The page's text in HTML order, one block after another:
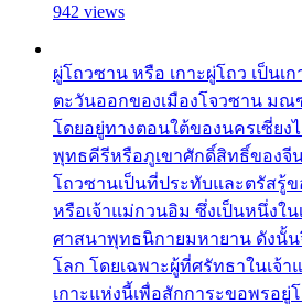
942 views
ผู่โถวซาน หรือ เกาะผู่โถว เป็นเ
ตะวันออกของเมืองโจวซาน มณ
โดยอยู่ทางตอนใต้ของนครเซี่ยง
พุทธคีรีหรือภูเขาศักดิ์สิทธิ์ของจี
โถวซานเป็นที่ประทับและตรัสรู้
หรือเจ้าแม่กวนอิม ซึ่งเป็นหนึ่งใ
ศาสนาพุทธนิกายมหายาน ดังนั้
โลก โดยเฉพาะผู้ที่ศรัทธาในเจ้
เกาะแห่งนี้เพื่อสักการะขอพรอยู่